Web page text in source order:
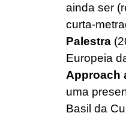
ainda ser
curta-
Palestra
Europeia
Approach
uma
Basil da